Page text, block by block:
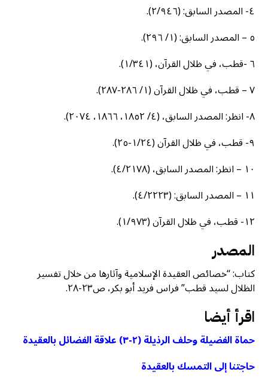
٤- المصدر السابق: (٢/٩٤٦).
٥ – المصدر السابق: (١/ ٢٩٦).
٦ -قطب، في ظلال القرآن، (١/٣٤١).
٧ – قطب، في ظلال القرآن (١/ ٢٨٦-٢٨٧).
٨- انظر: المصدر السابق، (٤/ ١٨٥٢، ١٨٦٦، ٢٠٧٤).
٩- قطب، في ظلال القرآن (١/٢٤-٢٥).
١٠ – انظر: المصدر السابق، (٤/٢١٧٨).
١١ – المصدر السابق: (٤/٢٢٢٣).
١٢- قطب، في ظلال القرآن (١/٩٧٣).
المصدر
كتاب: “خصائص العقيدة الإسلامية وآثارها من خلال تفسير
الظلال لسيد قطب” فراس فريد أبو بكر، ص٢٣-٢٨.
اقرأ أيضا
حماة الفضيلة وحلف الرذيلة (٢-٣) علاقة الفضائل بالعقيدة
حاجتنا إلى التمسك بالعقيدة